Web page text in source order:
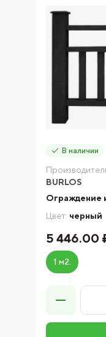
В наличии
BURLOS
Ограждение
Цвет: черный
5 446.00
1 м2.